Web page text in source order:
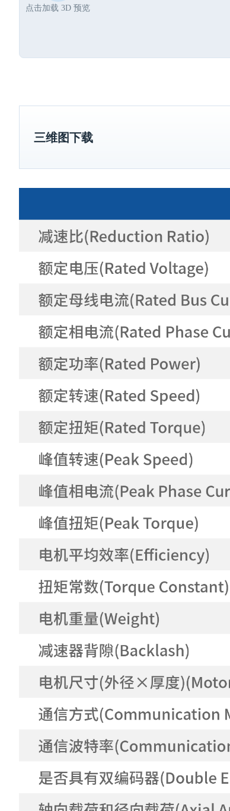
点击加载 3D 预览
三维图下载